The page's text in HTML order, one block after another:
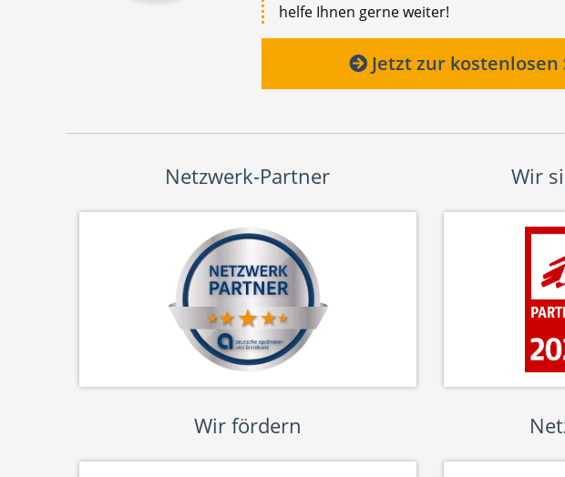
helfe Ihnen gerne weiter!
Jetzt zur kostenlosen
Netzwerk-Partner Wir
Wir fördern